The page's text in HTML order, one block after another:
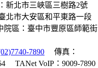
新北市三峽區三樹路2號
北市大安區和平東路一段
院區：臺中市豐原區師範街
7890
傳真：
TANet VoIP：9009-7890